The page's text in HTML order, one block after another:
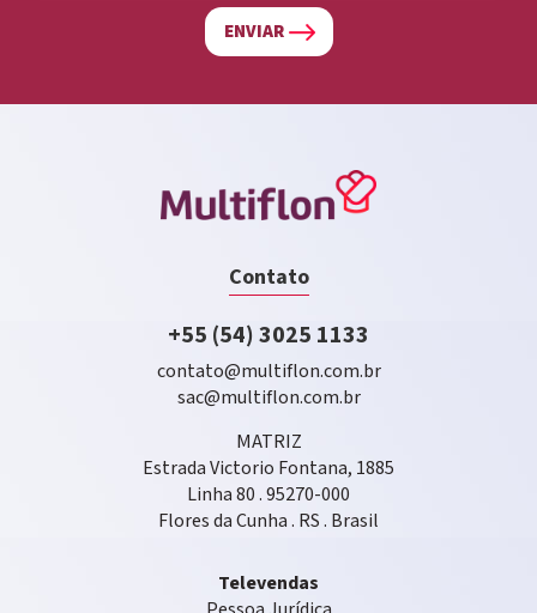
ENVIAR
Contato
+55 (54) 3025 1133
contato@multiflon.com.br
sac@multiflon.com.br
MATRIZ
Estrada Victorio Fontana, 1885
Linha 80 . 95270-000
Flores da Cunha . RS . Brasil
Televendas